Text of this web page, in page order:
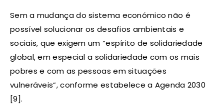
Sem a mudança do sistema económico não é
possível solucionar os desafios ambientais e
sociais, que exigem um “espírito de solidariedade
global, em especial a solidariedade com os mais
pobres e com as pessoas em situações
vulneráveis”, conforme estabelece a Agenda 2030
[9].